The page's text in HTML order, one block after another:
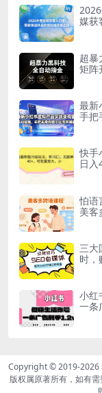
媒获
超暴
矩阵
最新
手把
快手
日入
怕语
美客
三大
时，
小红
一条
Copyright © 2019-2026
版权属原著所有，如有